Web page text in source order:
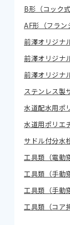
B形（コック式
AF形（フラン
前澤オリジナ
前澤オリジナ
前澤オリジナ
ステンレス製
水道配水用ポ
水道用ポリエ
サドル付分水
工具類（電動
工具類（手動
工具類（手動
工具類（コア